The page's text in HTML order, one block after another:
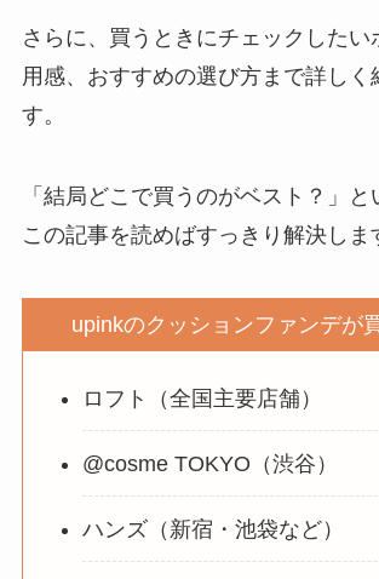
さらに、買うときにチェックしたい
用感、おすすめの選び方まで詳しく
す。
「結局どこで買うのがベスト？」と
この記事を読めばすっきり解決しま
upinkのクッションファンデが
ロフト（全国主要店舗）
@cosme TOKYO（渋谷）
ハンズ（新宿・池袋など）